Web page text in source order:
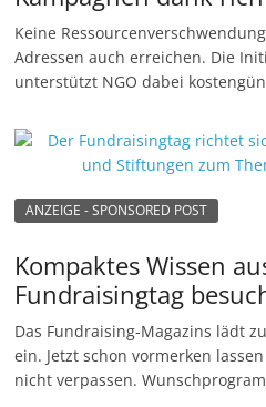
Keine
Adressen auch erreichen. Die
unterstützt NGO dabei
ANZEIGE - SPONSORED POST
Kompaktes Wissen
Fundraisingtag
Das Fundraising-Magazins lädt
ein. Jetzt schon vormerken
nicht verpassen.